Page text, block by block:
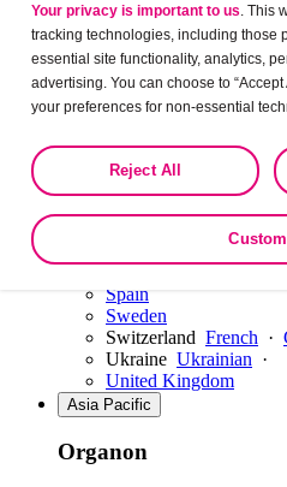
Italy
Latvia
Lithuania
Luxembourg
English
Netherlands
Dutch ·
Poland
Portugal
Romania
Spain
Sweden
Switzerland French ·
Ukraine Ukrainian ·
United Kingdom
Asia Pacific
Organon
Your privacy is important to us. This
tracking technologies, including those
essential site functionality, analytics,
advertising. You can choose to “Accept
your preferences for non-essential
the collection, use, storage, and
as described in the terms of our
Reject All